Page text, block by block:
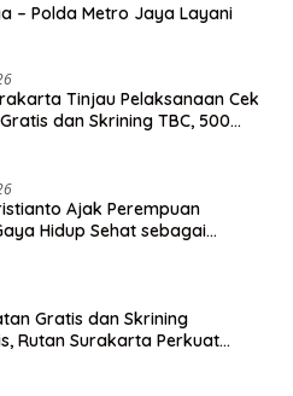
– Polda Metro Jaya Layani
Tinjau Pelaksanaan Cek
dan Skrining TBC, 500
Ajak Perempuan
Hidup Sehat sebagai
Gratis dan Skrining
Rutan Surakarta Perkuat